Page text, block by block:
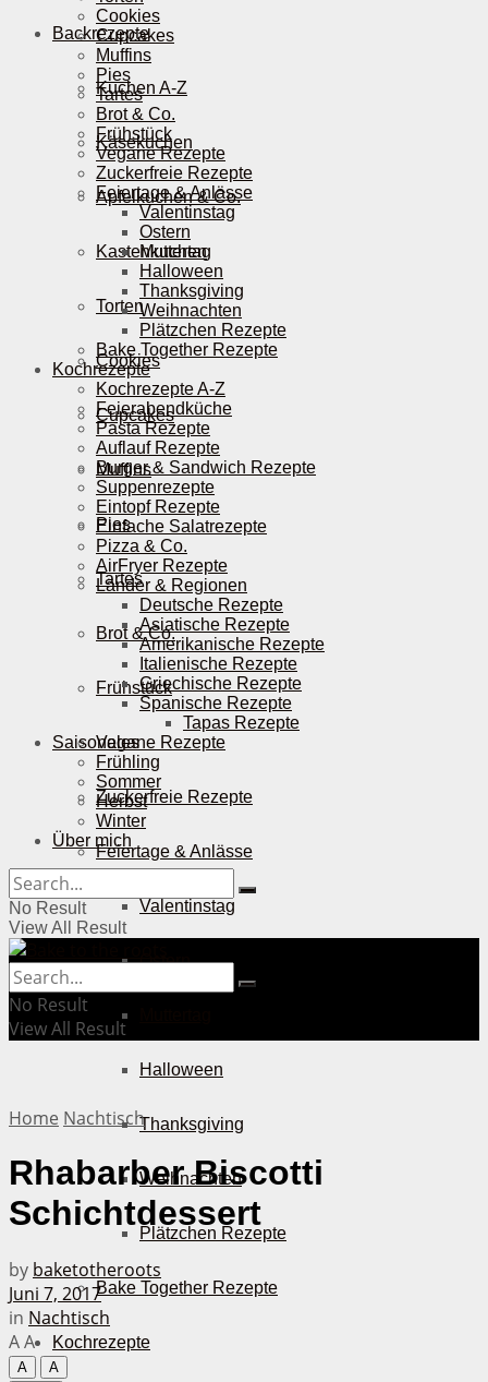
Backrezepte
Kuchen A-Z
Käsekuchen
Apfelkuchen & Co.
Kastenkuchen
Torten
Cookies
Cupcakes
Muffins
Pies
Tartes
Brot & Co.
Frühstück
Vegane Rezepte
Zuckerfreie Rezepte
Feiertage & Anlässe
Valentinstag
Ostern
Halloween
Thanksgiving
Weihnachten
Plätzchen Rezepte
Bake Together Rezepte
Kochrezepte
Cookies
Cupcakes
Muffins
Pies
Tartes
Brot & Co.
Frühstück
Vegane Rezepte
Zuckerfreie Rezepte
Feiertage & Anlässe
Valentinstag
Ostern
Muttertag
Halloween
Thanksgiving
Weihnachten
Plätzchen Rezepte
Bake Together Rezepte
Kochrezepte
Kochrezepte A-Z
Feierabendküche
Pasta Rezepte
Auflauf Rezepte
Burger & Sandwich Rezepte
Suppenrezepte
Eintopf Rezepte
Einfache Salatrezepte
Pizza & Co.
AirFryer Rezepte
Länder & Regionen
Deutsche Rezepte
Asiatische Rezepte
Amerikanische Rezepte
Italienische Rezepte
Griechische Rezepte
Spanische Rezepte
Tapas Rezepte
Saisonales
Frühling
Sommer
Herbst
Winter
Über mich
No Result
View All Result
No Result
View All Result
Home Nachtisch
Rhabarber Biscotti
Schichtdessert
by baketotheroots
Juni 7, 2017
in Nachtisch
AA
A
A